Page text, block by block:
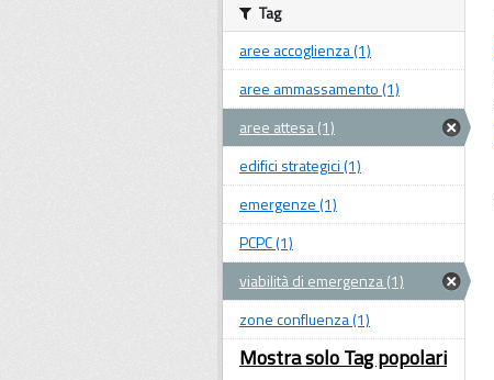
Tag
aree accoglienza (1)
aree ammassamento (1)
aree attesa (1)
edifici strategici (1)
emergenze (1)
PCPC (1)
viabilità di emergenza (1)
zone confluenza (1)
Mostra solo Tag popolari